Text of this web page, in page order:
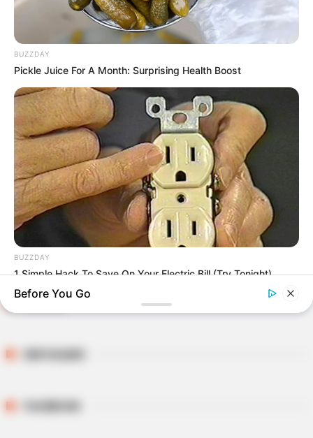
FAÇA O SEU COMENTÁRIO AQUI!
FALE CONOSCO
E-mail*
Mensagem*
BUSCAR
FACEBOOK
BUZZDAY
Pickle Juice For A Month: Surprising Health Boost
BUZZDAY
1 Simple Hack To Save On Your Electric Bill (Try Tonight)
Before You Go